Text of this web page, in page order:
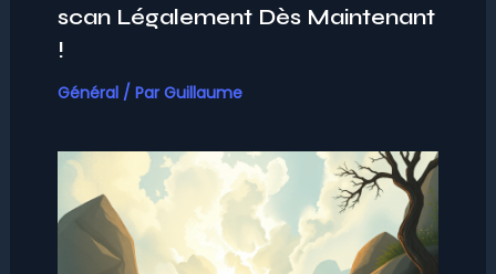
scan Légalement Dès Maintenant
!
Général/ Par Guillaume